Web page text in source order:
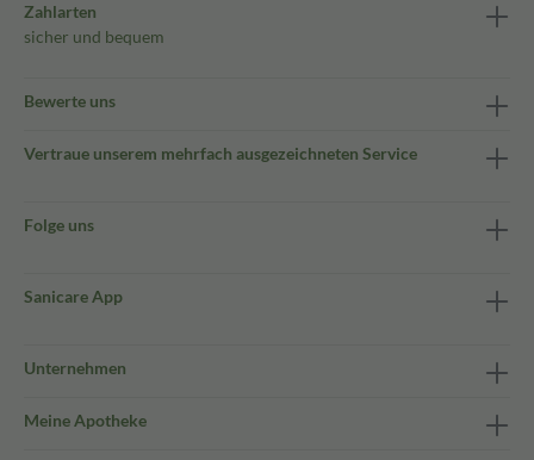
Zahlarten
sicher und bequem
Bewerte uns
Vertraue unserem mehrfach ausgezeichneten Service
Folge uns
Sanicare App
Unternehmen
Meine Apotheke